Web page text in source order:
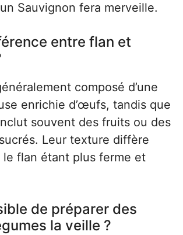
Sauvignon fera merveille.
entre flan et
composé d’une
enrichie d’œufs, tandis que
souvent des fruits ou des
Leur texture diffère
le flan étant plus ferme et
de préparer des
la veille ?